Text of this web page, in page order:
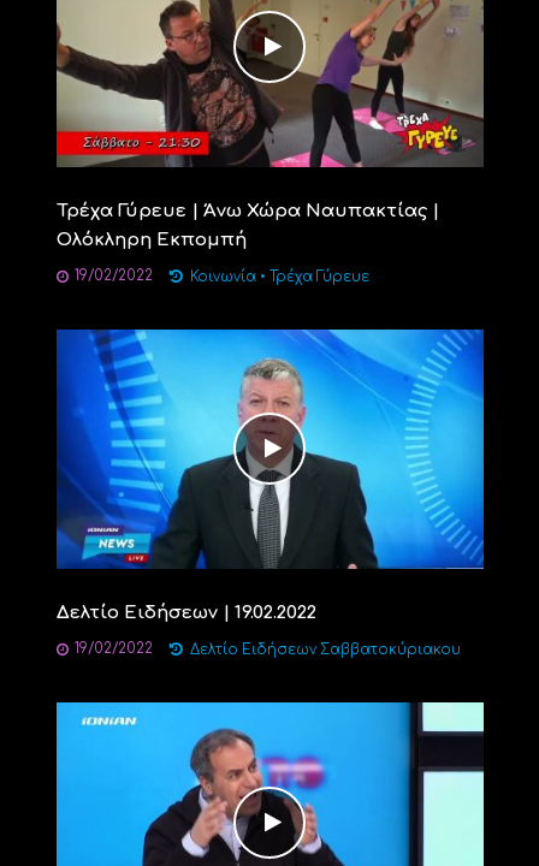
Τρέχα Γύρευε | Άνω Χώρα Ναυπακτίας |
Ολόκληρη Εκπομπή
19/02/2022 Κοινωνία • Τρέχα Γύρευε
Δελτίο Ειδήσεων | 19.02.2022
19/02/2022 Δελτίο Ειδήσεων Σαββατοκύριακου